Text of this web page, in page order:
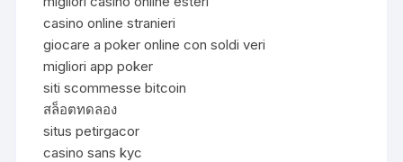
casino online stranieri
giocare a poker online con soldi veri
migliori app poker
siti scommesse bitcoin
สล็อตทดลอง
situs petirgacor
casino sans kyc